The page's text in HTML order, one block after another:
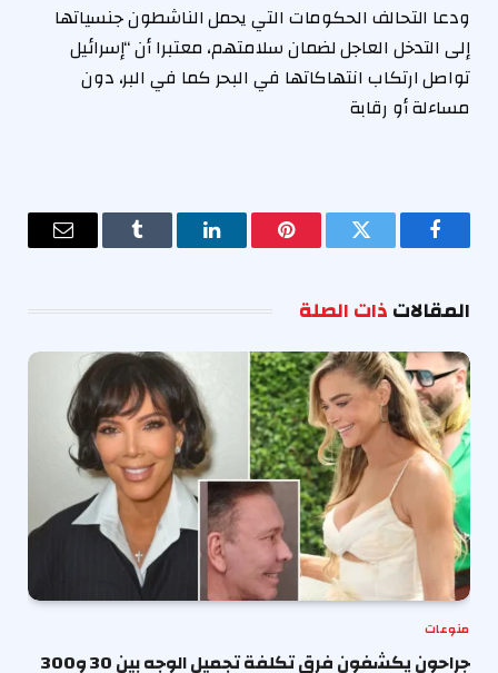
ودعا التحالف الحكومات التي يحمل الناشطون جنسياتها
إلى التدخل العاجل لضمان سلامتهم، معتبرا أن “إسرائيل
تواصل ارتكاب انتهاكاتها في البحر كما في البر، دون
مساءلة أو رقابة
فيسبوك تويتر بينتيريستلينكدإن Tumblr
البريد
المقالاتذات الصلة
منوعات
جراحون يكشفون فرق تكلفة تجميل الوجه بين 30 و300